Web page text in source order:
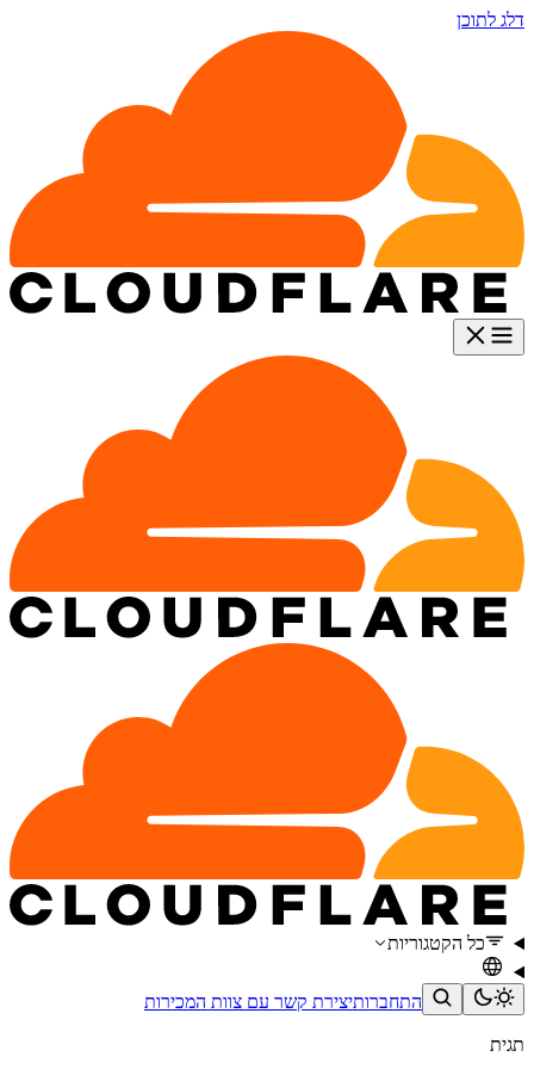
דלג לתוכן
כל הקטגוריות
התחברותיצירת קשר עם צוות המכירות
תגית